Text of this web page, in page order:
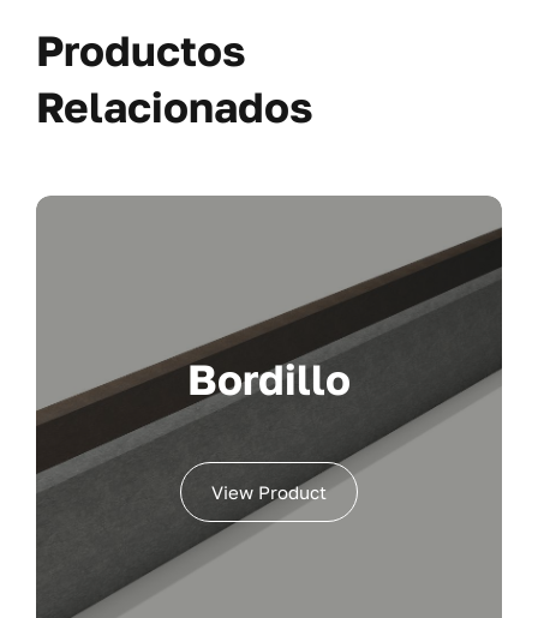
Productos
Relacionados
Bordillo
View Product